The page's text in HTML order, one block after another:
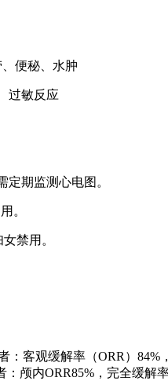
便秘、水肿
过敏反应
期监测心电图。
。
禁用。
客观缓解率（ORR）84%
颅内ORR85%，完全缓解